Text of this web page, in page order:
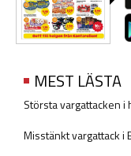
MEST LÄSTA
Största vargattacken
Misstänkt vargattack i